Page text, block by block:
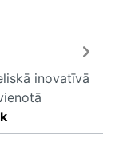
inovatīvā